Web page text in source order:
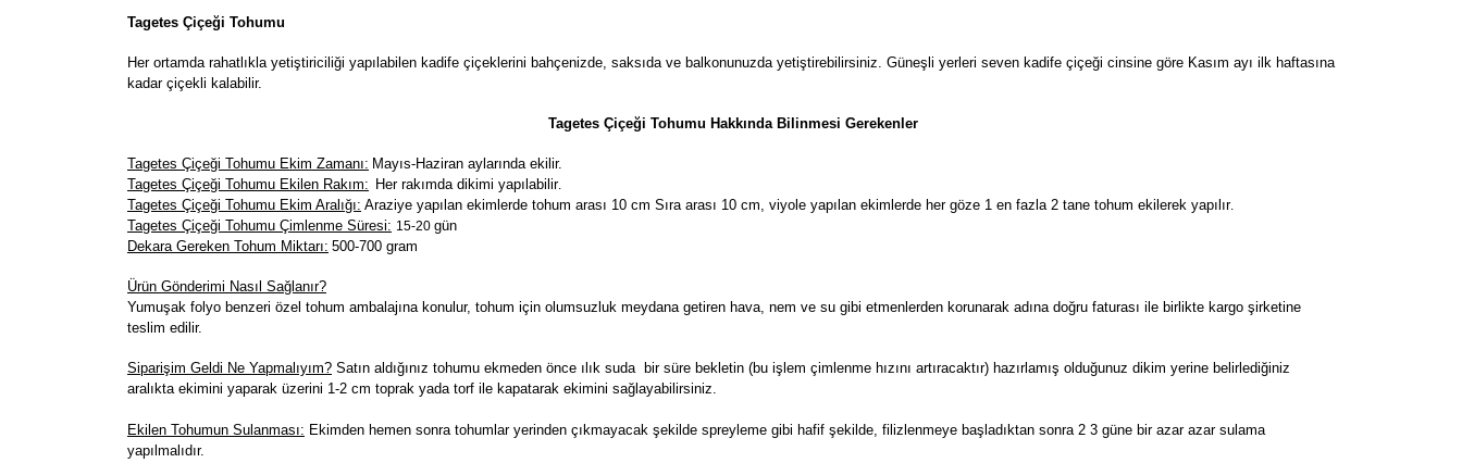
Tagetes Çiçeği Tohumu
Her ortamda rahatlıkla yetiştiriciliği yapılabilen kadife çiçeklerini bahçenizde, saksıda ve balkonunuzda yetiştirebilirsiniz. Güneşli yerleri seven kadife çiçeği cinsine göre Kasım ayı ilk haftasına
kadar çiçekli kalabilir.
Tagetes Çiçeği Tohumu Hakkında Bilinmesi Gerekenler
Tagetes Çiçeği Tohumu Ekim Zamanı: Mayıs-Haziran aylarında ekilir.
Tagetes Çiçeği Tohumu Ekilen Rakım: Her rakımda dikimi yapılabilir.
Tagetes Çiçeği Tohumu Ekim Aralığı: Araziye yapılan ekimlerde tohum arası 10 cm Sıra arası 10 cm, viyole yapılan ekimlerde her göze 1 en fazla 2 tane tohum ekilerek yapılır.
Tagetes Çiçeği Tohumu Çimlenme Süresi: 15-20 gün
Dekara Gereken Tohum Miktarı: 500-700 gram
Ürün Gönderimi Nasıl Sağlanır?
Yumuşak folyo benzeri özel tohum ambalajına konulur, tohum için olumsuzluk meydana getiren hava, nem ve su gibi etmenlerden korunarak adına doğru faturası ile birlikte kargo şirketine
teslim edilir.
Siparişim Geldi Ne Yapmalıyım? Satın aldığınız tohumu ekmeden önce ılık suda bir süre bekletin (bu işlem çimlenme hızını artıracaktır) hazırlamış olduğunuz dikim yerine belirlediğiniz
aralıkta ekimini yaparak üzerini 1-2 cm toprak yada torf ile kapatarak ekimini sağlayabilirsiniz.
Ekilen Tohumun Sulanması: Ekimden hemen sonra tohumlar yerinden çıkmayacak şekilde spreyleme gibi hafif şekilde, filizlenmeye başladıktan sonra 2 3 güne bir azar azar sulama
yapılmalıdır.